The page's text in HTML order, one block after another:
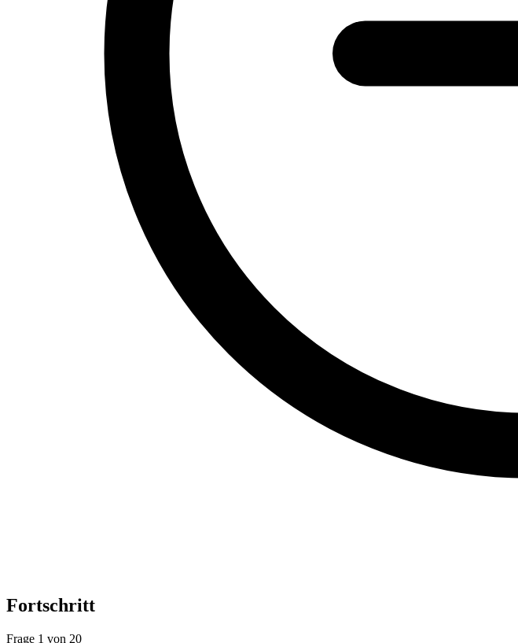
Fortschritt
Frage 1 von 20